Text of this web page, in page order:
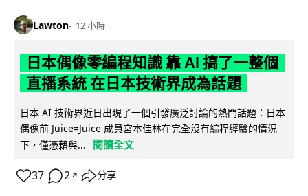
Lawton 12 小時
日本偶像零編程知識 靠 AI 搞了一整個
直播系統 在日本技術界成為話題
日本 AI 技術界近日出現了一個引發廣泛討論的熱門話題：日本
偶像前 Juice=Juice 成員宮本佳林在完全沒有編程經驗的情況
下，僅憑藉與...
閱讀全文
37 2 ↗ 分享